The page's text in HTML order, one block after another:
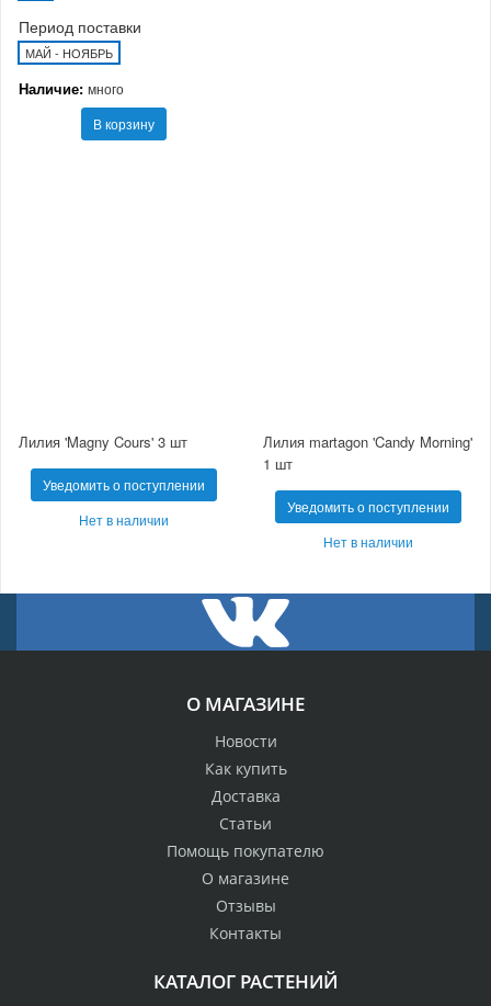
Период поставки
МАЙ - НОЯБРЬ
Наличие: много
В корзину
Лилия 'Magny Cours' 3 шт
Уведомить о поступлении
Нет в наличии
Лилия martagon 'Candy Morning'
1 шт
Уведомить о поступлении
Нет в наличии
О МАГАЗИНЕ
Новости
Как купить
Доставка
Статьи
Помощь покупателю
О магазине
Отзывы
Контакты
КАТАЛОГ РАСТЕНИЙ